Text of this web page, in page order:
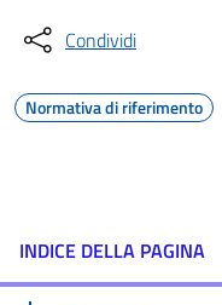
Condividi
Normativa di riferimento
INDICE DELLA PAGINA